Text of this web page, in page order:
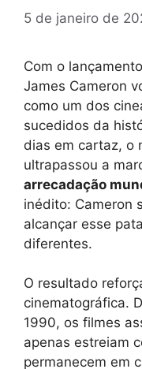
5 de janeiro de
Com o
James Cameron
como um dos
sucedidos da
dias em cartaz, o
ultrapassou a
arrecadação
inédito: Cameron
alcançar esse
diferentes.
O resultado
cinematográfica.
1990, os filmes
apenas estreiam
permanecem em